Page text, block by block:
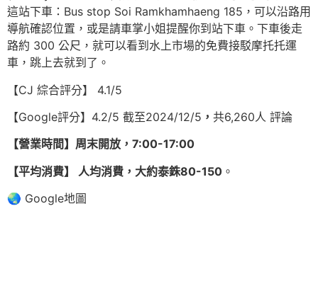
這站下車：Bus stop Soi Ramkhamhaeng 185，可以沿路用
導航確認位置，或是請車掌小姐提醒你到站下車。下車後走
路約 300 公尺，就可以看到水上市場的免費接駁摩托托運
車，跳上去就到了。
【CJ 綜合評分】 4.1/5
【Google評分】4.2/5 截至2024/12/5 ， 共6,260人 評論
【營業時間】周末開放，7:00-17:00
【平均消費】 人均消費，大約泰銖80-150 。
🌏 Google地圖